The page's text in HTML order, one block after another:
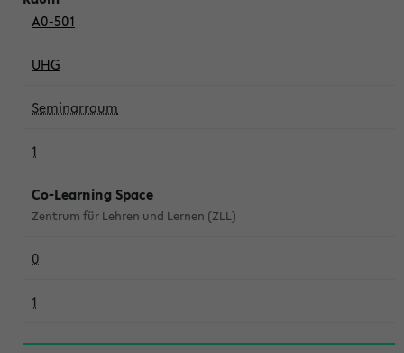
A0-501
UHG
Seminarraum
1
Co-Learning Space
Zentrum für Lehren und Lernen (ZLL)
0
1